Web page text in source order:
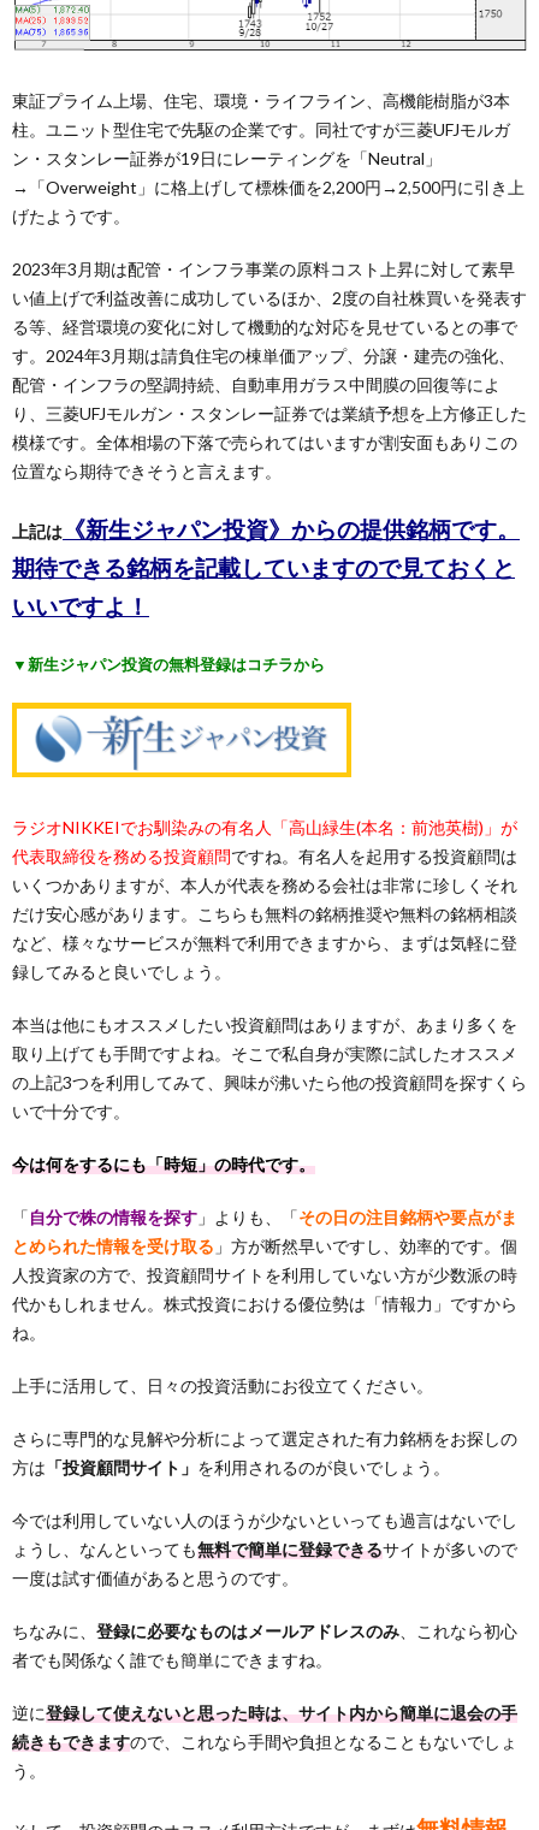
東証プライム上場、住宅、環境・ライフライン、高機能樹脂が3本
柱。ユニット型住宅で先駆の企業です。同社ですが三菱UFJモルガ
ン・スタンレー証券が19日にレーティングを「Neutral」
→「Overweight」に格上げして標株価を2,200円→2,500円に引き上
げたようです。
2023年3月期は配管・インフラ事業の原料コスト上昇に対して素早
い値上げで利益改善に成功しているほか、2度の自社株買いを発表す
る等、経営環境の変化に対して機動的な対応を見せているとの事で
す。2024年3月期は請負住宅の棟単価アップ、分譲・建売の強化、
配管・インフラの堅調持続、自動車用ガラス中間膜の回復等によ
り、三菱UFJモルガン・スタンレー証券では業績予想を上方修正した
模様です。全体相場の下落で売られてはいますが割安面もありこの
位置なら期待できそうと言えます。
上記は 《新生ジャパン投資》からの提供銘柄です。
期待できる銘柄を記載していますので見ておくと
いいですよ！
▼新生ジャパン投資の無料登録はコチラから
ラジオNIKKEIでお馴染みの有名人「高山緑生(本名：前池英樹)」が
代表取締役を務める投資顧問ですね。有名人を起用する投資顧問は
いくつかありますが、本人が代表を務める会社は非常に珍しくそれ
だけ安心感があります。こちらも無料の銘柄推奨や無料の銘柄相談
など、様々なサービスが無料で利用できますから、まずは気軽に登
録してみると良いでしょう。
本当は他にもオススメしたい投資顧問はありますが、あまり多くを
取り上げても手間ですよね。そこで私自身が実際に試したオススメ
の上記3つを利用してみて、興味が沸いたら他の投資顧問を探すくら
いで十分です。
今は何をするにも「時短」の時代です。
「自分で株の情報を探す 」よりも、「その日の注目銘柄や要点がま
とめられた情報を受け取る 」方が断然早いですし、効率的です。個
人投資家の方で、投資顧問サイトを利用していない方が少数派の時
代かもしれません。株式投資における優位勢は「情報力」ですから
ね。
上手に活用して、日々の投資活動にお役立てください。
さらに専門的な見解や分析によって選定された有力銘柄をお探しの
方は 「投資顧問サイト」 を利用されるのが良いでしょう。
今では利用していない人のほうが少ないといっても過言はないでし
ょうし、なんといっても無料で簡単に登録できるサイトが多いので
一度は試す価値があると思うのです。
ちなみに、 登録に必要なものはメールアドレスのみ 、これなら初心
者でも関係なく誰でも簡単にできますね。
逆に登録して使えないと思った時は、サイト内から簡単に退会の手
続きもできますので、これなら手間や負担となることもないでしょ
う。